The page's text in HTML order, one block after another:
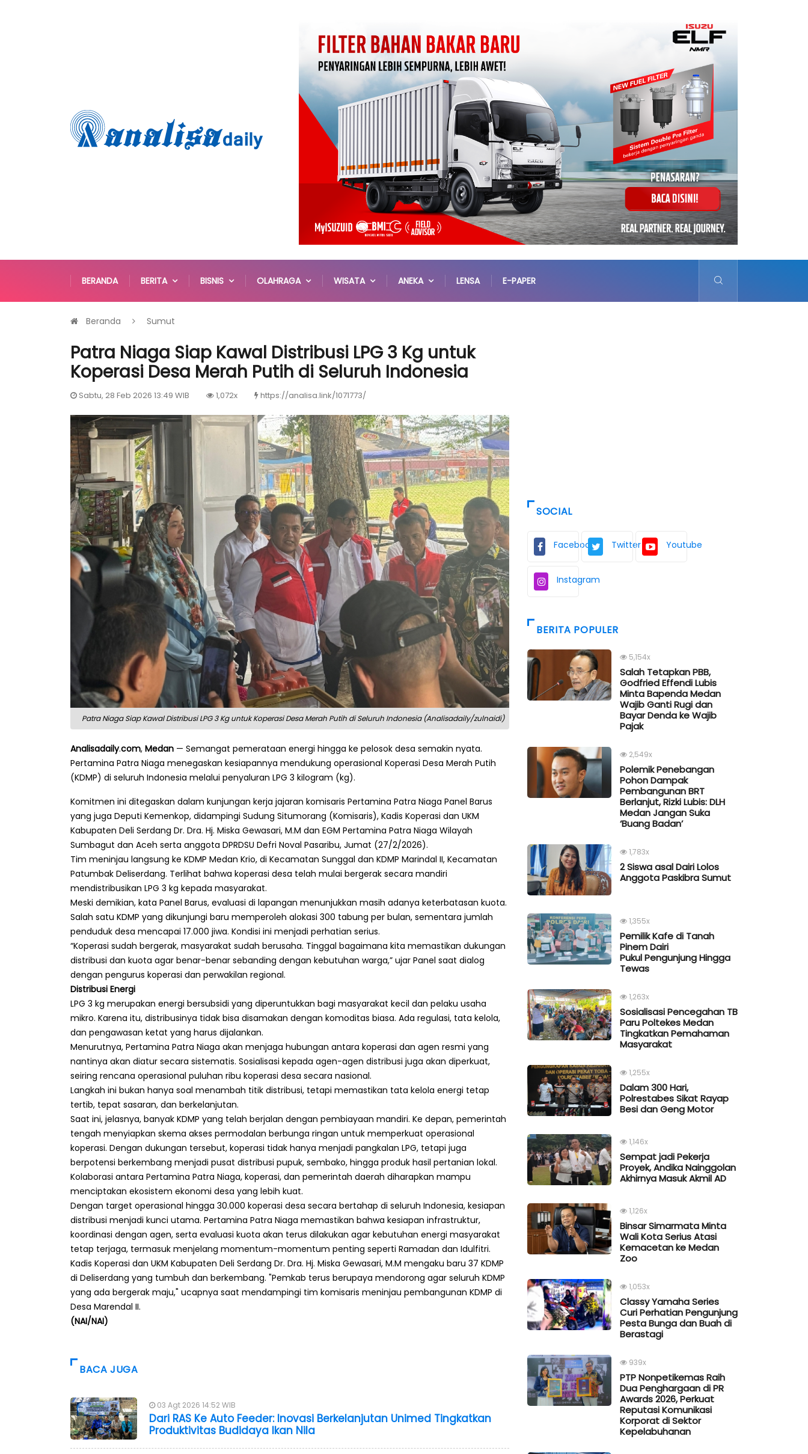
BERANDA BERITA BISNIS OLAHRAGA WISATA ANEKA LENSA E-PAPER
Beranda Sumut
Patra Niaga Siap Kawal Distribusi LPG 3 Kg untuk
Koperasi Desa Merah Putih di Seluruh Indonesia
Sabtu, 28 Feb 2026 13:49 WIB 1,072x https://analisa.link/1071773/
Patra Niaga Siap Kawal Distribusi LPG 3 Kg untuk Koperasi Desa Merah Putih di Seluruh Indonesia (Analisadaily/zulnaidi)
Analisadaily.com, Medan — Semangat pemerataan energi hingga ke pelosok desa semakin nyata.
Pertamina Patra Niaga menegaskan kesiapannya mendukung operasional Koperasi Desa Merah Putih
(KDMP) di seluruh Indonesia melalui penyaluran LPG 3 kilogram (kg).
Komitmen ini ditegaskan dalam kunjungan kerja jajaran komisaris Pertamina Patra Niaga Panel Barus
yang juga Deputi Kemenkop, didampingi Sudung Situmorang (Komisaris), Kadis Koperasi dan UKM
Kabupaten Deli Serdang Dr. Dra. Hj. Miska Gewasari, M.M dan EGM Pertamina Patra Niaga Wilayah
Sumbagut dan Aceh serta anggota DPRDSU Defri Noval Pasaribu, Jumat (27/2/2026).
Tim meninjau langsung ke KDMP Medan Krio, di Kecamatan Sunggal dan KDMP Marindal II, Kecamatan
Patumbak Deliserdang. Terlihat bahwa koperasi desa telah mulai bergerak secara mandiri
mendistribusikan LPG 3 kg kepada masyarakat.
Meski demikian, kata Panel Barus, evaluasi di lapangan menunjukkan masih adanya keterbatasan kuota.
Salah satu KDMP yang dikunjungi baru memperoleh alokasi 300 tabung per bulan, sementara jumlah
penduduk desa mencapai 17.000 jiwa. Kondisi ini menjadi perhatian serius.
“Koperasi sudah bergerak, masyarakat sudah berusaha. Tinggal bagaimana kita memastikan dukungan
distribusi dan kuota agar benar-benar sebanding dengan kebutuhan warga,” ujar Panel saat dialog
dengan pengurus koperasi dan perwakilan regional.
Distribusi Energi
LPG 3 kg merupakan energi bersubsidi yang diperuntukkan bagi masyarakat kecil dan pelaku usaha
mikro. Karena itu, distribusinya tidak bisa disamakan dengan komoditas biasa. Ada regulasi, tata kelola,
dan pengawasan ketat yang harus dijalankan.
Menurutnya, Pertamina Patra Niaga akan menjaga hubungan antara koperasi dan agen resmi yang
nantinya akan diatur secara sistematis. Sosialisasi kepada agen-agen distribusi juga akan diperkuat,
seiring rencana operasional puluhan ribu koperasi desa secara nasional.
Langkah ini bukan hanya soal menambah titik distribusi, tetapi memastikan tata kelola energi tetap
tertib, tepat sasaran, dan berkelanjutan.
Saat ini, jelasnya, banyak KDMP yang telah berjalan dengan pembiayaan mandiri. Ke depan, pemerintah
tengah menyiapkan skema akses permodalan berbunga ringan untuk memperkuat operasional
koperasi. Dengan dukungan tersebut, koperasi tidak hanya menjadi pangkalan LPG, tetapi juga
berpotensi berkembang menjadi pusat distribusi pupuk, sembako, hingga produk hasil pertanian lokal.
Kolaborasi antara Pertamina Patra Niaga, koperasi, dan pemerintah daerah diharapkan mampu
menciptakan ekosistem ekonomi desa yang lebih kuat.
Dengan target operasional hingga 30.000 koperasi desa secara bertahap di seluruh Indonesia, kesiapan
distribusi menjadi kunci utama. Pertamina Patra Niaga memastikan bahwa kesiapan infrastruktur,
koordinasi dengan agen, serta evaluasi kuota akan terus dilakukan agar kebutuhan energi masyarakat
tetap terjaga, termasuk menjelang momentum-momentum penting seperti Ramadan dan Idulfitri.
Kadis Koperasi dan UKM Kabupaten Deli Serdang Dr. Dra. Hj. Miska Gewasari, M.M mengaku baru 37 KDMP
di Deliserdang yang tumbuh dan berkembang. "Pemkab terus berupaya mendorong agar seluruh KDMP
yang ada bergerak maju," ucapnya saat mendampingi tim komisaris meninjau pembangunan KDMP di
Desa Marendal II.
(NAI/NAI)
BACA JUGA
03 Agt 2026 14:52 WIB
Dari RAS Ke Auto Feeder: Inovasi Berkelanjutan Unimed Tingkatkan
Produktivitas Budidaya Ikan Nila
SOCIAL
Facebook Twitter Youtube
Instagram
BERITA POPULER
5,154x
Salah Tetapkan PBB,
Godfried Effendi Lubis
Minta Bapenda Medan
Wajib Ganti Rugi dan
Bayar Denda ke Wajib
Pajak
2,549x
Polemik Penebangan
Pohon Dampak
Pembangunan BRT
Berlanjut, Rizki Lubis: DLH
Medan Jangan Suka
‘Buang Badan’
1,783x
2 Siswa asal Dairi Lolos
Anggota Paskibra Sumut
1,355x
Pemilik Kafe di Tanah
Pinem Dairi
Pukul Pengunjung Hingga
Tewas
1,263x
Sosialisasi Pencegahan TB
Paru Poltekes Medan
Tingkatkan Pemahaman
Masyarakat
1,255x
Dalam 300 Hari,
Polrestabes Sikat Rayap
Besi dan Geng Motor
1,146x
Sempat jadi Pekerja
Proyek, Andika Nainggolan
Akhirnya Masuk Akmil AD
1,126x
Binsar Simarmata Minta
Wali Kota Serius Atasi
Kemacetan ke Medan
Zoo
1,053x
Classy Yamaha Series
Curi Perhatian Pengunjung
Pesta Bunga dan Buah di
Berastagi
939x
PTP Nonpetikemas Raih
Dua Penghargaan di PR
Awards 2026, Perkuat
Reputasi Komunikasi
Korporat di Sektor
Kepelabuhanan